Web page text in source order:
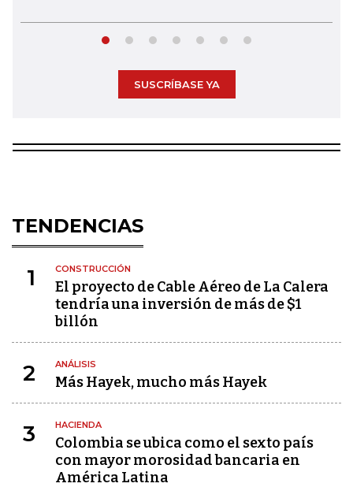
SUSCRÍBASE YA
TENDENCIAS
1 CONSTRUCCIÓN
El proyecto de Cable Aéreo de La Calera
tendría una inversión de más de $1
billón
2 ANÁLISIS
Más Hayek, mucho más Hayek
3 HACIENDA
Colombia se ubica como el sexto país
con mayor morosidad bancaria en
América Latina